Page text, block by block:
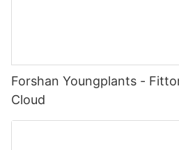
Forshan Youngplants -
Cloud